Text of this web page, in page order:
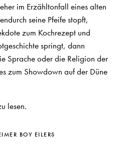
im Erzähltonfall eines alten
seine Pfeife stopft,
zum Kochrezept und
springt, dann
Sprache oder die Religion der
zum Showdown auf der Düne
lesen.
BOY EILERS